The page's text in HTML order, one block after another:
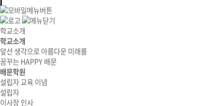
학교소개
학교소개
앞선 생각으로 아름다운 미래를
꿈꾸는 HAPPY 배문
배문학원
설립자 교육 이념
설립자
이사장 인사